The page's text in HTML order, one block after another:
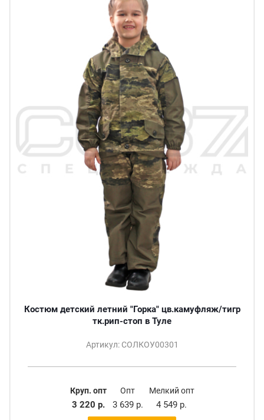
Костюм детский летний "Горка" цв.камуфляж/тигр
тк.рип-стоп в Туле
Артикул: СОЛКОУ00301
Круп. опт
3 220 р.
Опт
3 639 р.
Мелкий опт
4 549 р.